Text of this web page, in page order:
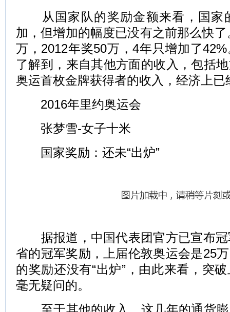
从国家队的奖励金额来看，国家
加，但增加的幅度已没有之前那么快
万，2012年奖50万，4年只增加了
了解到，来自其他方面的收入，包括
奥运首枚金牌获得者的收入，经济上
2016年里约奥运会
张梦雪-女子十米
国家奖励：还未“出炉”
据报道，中国代表团官方已宣布冠
省的冠军奖励，上届伦敦奥运会是25
的奖励还没有“出炉”，由此来看，突
毫无疑问的。
至于其他的收入，这几年的通货膨